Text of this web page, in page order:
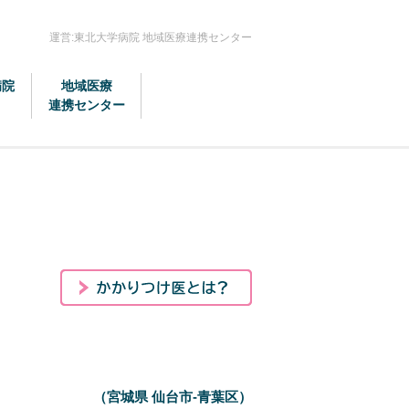
運営:東北大学病院 地域医療連携センター
地域医療
連携センター
（宮城県 仙台市-青葉区）